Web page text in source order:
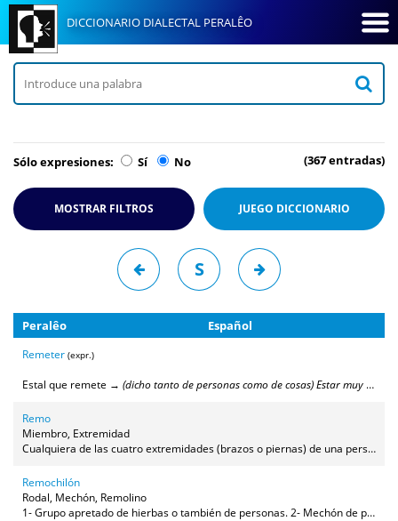
DICCIONARIO DIALECTAL PERALÊO
Sólo expresiones: Sí No (367 entradas)
MOSTRAR FILTROS JUEGO DICCIONARIO
S
Peralêo Español
Remeter (expr.)
Estal que remete → (dicho tanto de personas como de cosas) Estar muy sucio
Remo
Miembro, Extremidad
Cualquiera de las cuatro extremidades (brazos o piernas) de una persona.
Remochilón
Rodal, Mechón, Remolino
1- Grupo apretado de hierbas o también de personas. 2- Mechón de pelo alborotado y descolocado como los remolinos que salen a veces al levantarse de la cama. 3- Manojo, mechón o grupo de cabellos unidos.